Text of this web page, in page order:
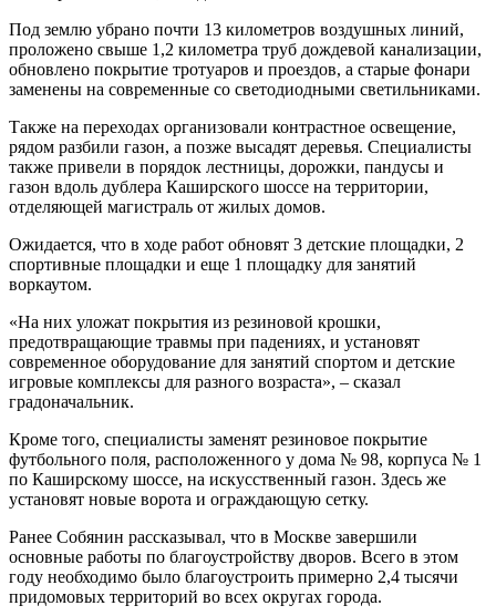
Под землю убрано почти 13 километров воздушных линий,
проложено свыше 1,2 километра труб дождевой канализации,
обновлено покрытие тротуаров и проездов, а старые фонари
заменены на современные со светодиодными светильниками.
Также на переходах организовали контрастное освещение,
рядом разбили газон, а позже высадят деревья. Специалисты
также привели в порядок лестницы, дорожки, пандусы и
газон вдоль дублера Каширского шоссе на территории,
отделяющей магистраль от жилых домов.
Ожидается, что в ходе работ обновят 3 детские площадки, 2
спортивные площадки и еще 1 площадку для занятий
воркаутом.
«На них уложат покрытия из резиновой крошки,
предотвращающие травмы при падениях, и установят
современное оборудование для занятий спортом и детские
игровые комплексы для разного возраста», – сказал
градоначальник.
Кроме того, специалисты заменят резиновое покрытие
футбольного поля, расположенного у дома № 98, корпуса № 1
по Каширскому шоссе, на искусственный газон. Здесь же
установят новые ворота и ограждающую сетку.
Ранее Собянин рассказывал, что в Москве завершили
основные работы по благоустройству дворов. Всего в этом
году необходимо было благоустроить примерно 2,4 тысячи
придомовых территорий во всех округах города.